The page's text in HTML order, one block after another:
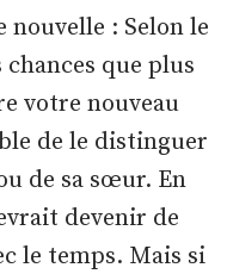
: Selon le
que plus
votre nouveau
de le distinguer
de sa sœur. En
devenir de
le temps. Mais si